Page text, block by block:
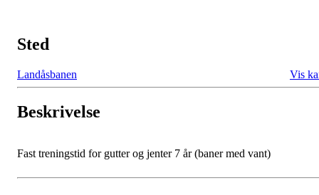
Sted
Landåsbanen Vis
Beskrivelse
Fast treningstid for gutter og jenter 7 år (baner med vant)